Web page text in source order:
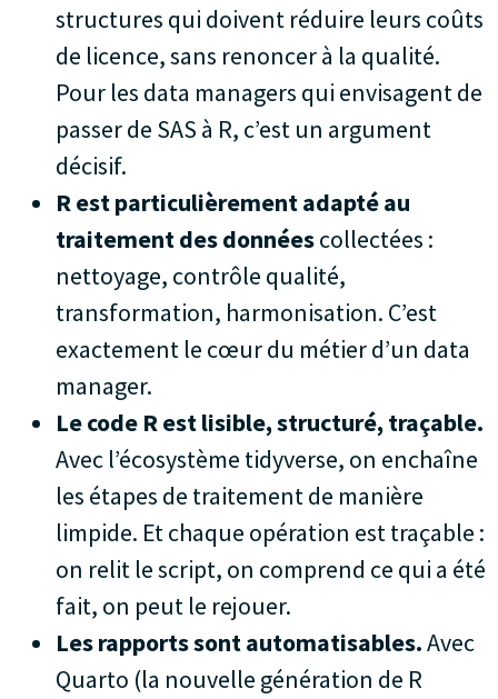
structures qui doivent réduire leurs coûts
de licence, sans renoncer à la qualité.
Pour les data managers qui envisagent de
passer de SAS à R, c’est un argument
décisif.
R est particulièrement adapté au
traitement des donnéescollectées :
nettoyage, contrôle qualité,
transformation, harmonisation. C’est
exactement le cœur du métier d’un data
manager.
Le code R est lisible, structuré, traçable.
Avec l’écosystème tidyverse, on enchaîne
les étapes de traitement de manière
limpide. Et chaque opération est traçable :
on relit le script, on comprend ce qui a été
fait, on peut le rejouer.
Les rapports sont automatisables.Avec
Quarto (la nouvelle génération de R